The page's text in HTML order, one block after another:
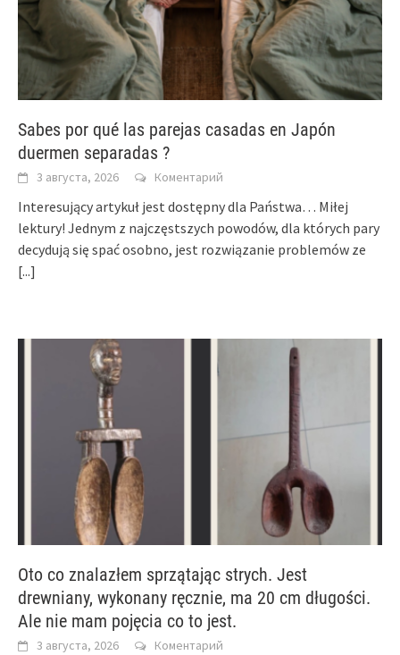
Sabes por qué las parejas casadas en Japón
duermen separadas ?
3 августа, 2026 Коментарий
Interesujący artykuł jest dostępny dla Państwa… Miłej
lektury! Jednym z najczęstszych powodów, dla których pary
decydują się spać osobno, jest rozwiązanie problemów ze
[...]
Oto co znalazłem sprzątając strych. Jest
drewniany, wykonany ręcznie, ma 20 cm długości.
Ale nie mam pojęcia co to jest.
3 августа, 2026 Коментарий